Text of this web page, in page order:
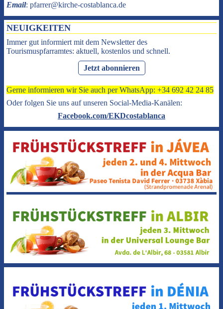
Email: pfarrer@kirche-costablanca.de
NEUIGKEITEN
Immer gut informiert mit dem Newsletter des
Tourismuspfarramtes: aktuell, kostenlos und schnell.
Jetzt abonnieren
Gerne informieren wir Sie auch per WhatsApp: +34 692 42 24 85
Oder folgen Sie uns auf unseren Social-Media-Kanälen:
Facebook.com/EKDcostablanca